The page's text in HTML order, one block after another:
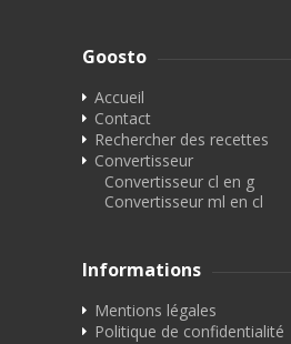
Goosto
Accueil
Contact
Rechercher des recettes
Convertisseur
Convertisseur cl en g
Convertisseur ml en cl
Informations
Mentions légales
Politique de confidentialité